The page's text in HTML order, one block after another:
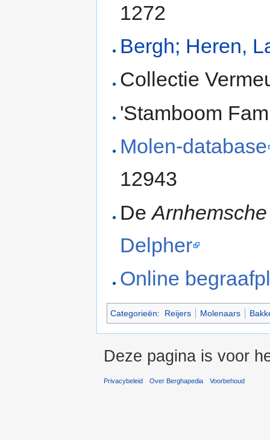
1272
Bergh; Heren,
Collectie
'Stamboom
Molen-database
12943
De
Delpher
Online
Categorieën: Reijers Molenaars
Deze pagina is voor
Privacybeleid Over Berghapedia Voorbehoud